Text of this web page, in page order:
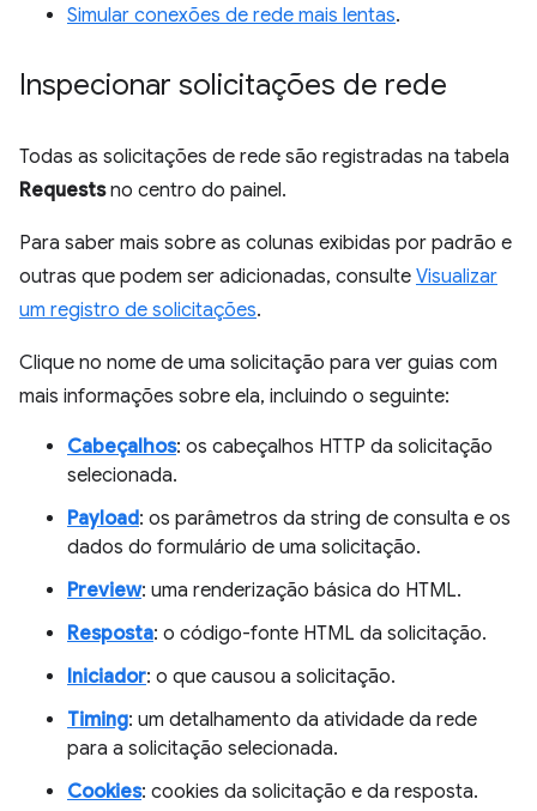
Simular conexões de rede mais lentas.
Inspecionar solicitações de rede
Todas as solicitações de rede são registradas na tabela
Requestsno centro do painel.
Para saber mais sobre as colunas exibidas por padrão e
outras que podem ser adicionadas, consulte Visualizar
um registro de solicitações.
Clique no nome de uma solicitação para ver guias com
mais informações sobre ela, incluindo o seguinte:
Cabeçalhos: os cabeçalhos HTTP da solicitação
selecionada.
Payload: os parâmetros da string de consulta e os
dados do formulário de uma solicitação.
Preview: uma renderização básica do HTML.
Resposta: o código-fonte HTML da solicitação.
Iniciador: o que causou a solicitação.
Timing: um detalhamento da atividade da rede
para a solicitação selecionada.
Cookies: cookies da solicitação e da resposta.